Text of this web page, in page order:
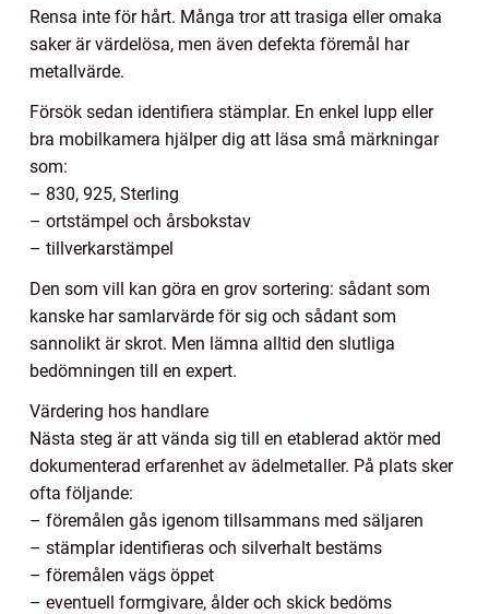
Rensa inte för hårt. Många tror att trasiga eller omaka
saker är värdelösa, men även defekta föremål har
metallvärde.
Försök sedan identifiera stämplar. En enkel lupp eller
bra mobilkamera hjälper dig att läsa små märkningar
som:
– 830, 925, Sterling
– ortstämpel och årsbokstav
– tillverkarstämpel
Den som vill kan göra en grov sortering: sådant som
kanske har samlarvärde för sig och sådant som
sannolikt är skrot. Men lämna alltid den slutliga
bedömningen till en expert.
Värdering hos handlare
Nästa steg är att vända sig till en etablerad aktör med
dokumenterad erfarenhet av ädelmetaller. På plats sker
ofta följande:
– föremålen gås igenom tillsammans med säljaren
– stämplar identifieras och silverhalt bestäms
– föremålen vägs öppet
– eventuell formgivare, ålder och skick bedöms